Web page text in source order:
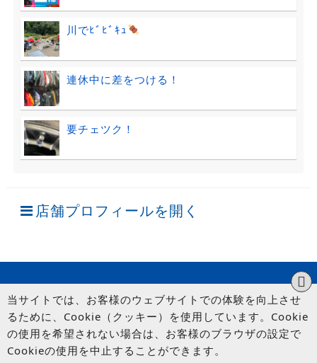
川でﾋﾞﾋﾞｷｭ
連休中に差をつける！
要チェツク！
店舗プロフィールを開く
当サイトでは、お客様のウェブサイトでの体験を向上させ
るために、Cookie（クッキー）を使用しています。Cookie
の使用を希望されない場合は、お客様のブラウザの設定で
Cookieの使用を中止することができます。